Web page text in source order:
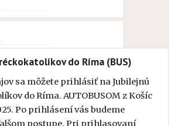
do Ríma (BUS)
sa môžete prihlásiť na Jubilejnú
do Ríma. AUTOBUSOM z Košíc
Po prihlásení vás budeme
postupe. Pri prihlasovaní